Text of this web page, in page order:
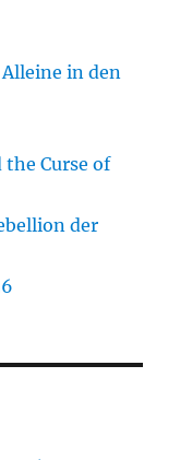
in den
the Curse of
der